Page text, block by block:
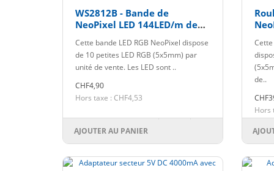
WS2812B - Bande de
NeoPixel LED 144LED/m de
Cette bande LED RGB NeoPixel dispose
de 10 petites LED RGB (5x5mm) par
unité de vente. Les LED sont ..
CHF4,90
Hors taxe : CHF4,53
AJOUTER AU PANIER
Cette
de..
Hors